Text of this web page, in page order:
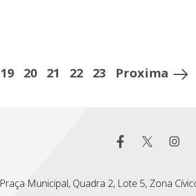
19 20 21 22 23 Proxima
Praça Municipal, Quadra 2, Lote 5, Zona